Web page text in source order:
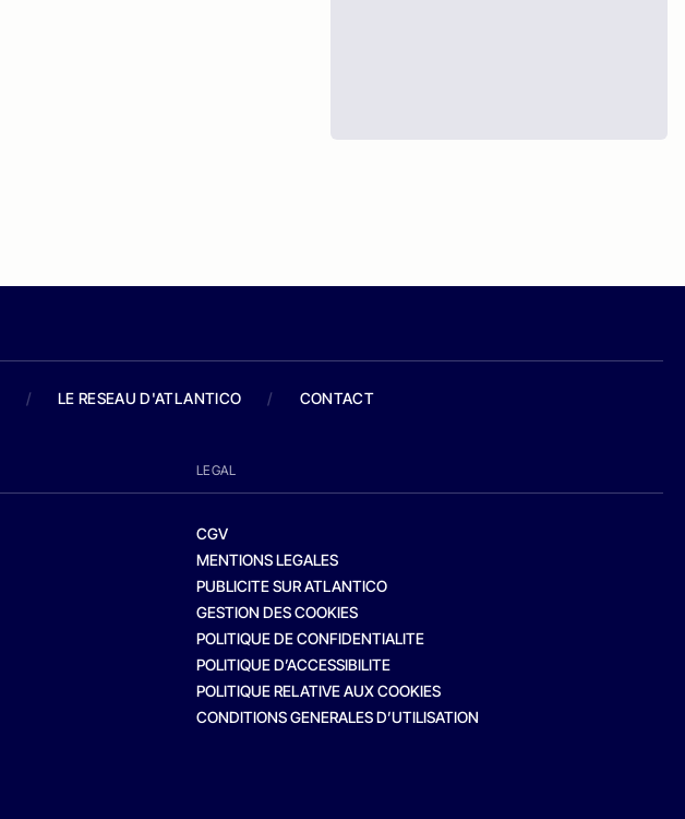
/ LE RESEAU D'ATLANTICO / CONTACT
LEGAL
CGV
MENTIONS LEGALES
PUBLICITE SUR ATLANTICO
GESTION DES COOKIES
POLITIQUE DE CONFIDENTIALITE
POLITIQUE D’ACCESSIBILITE
POLITIQUE RELATIVE AUX COOKIES
CONDITIONS GENERALES D’UTILISATION